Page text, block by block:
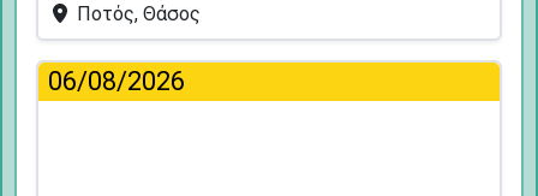
Ποτός, Θάσος
06/08/2026